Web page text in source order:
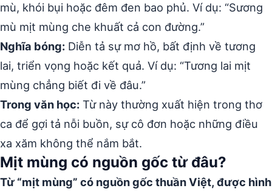
mù, khói bụi hoặc đêm đen bao phủ. Ví dụ: “Sương
mù mịt mùng che khuất cả con đường.”
Nghĩa bóng: Diễn tả sự mơ hồ, bất định về tương
lai, triển vọng hoặc kết quả. Ví dụ: “Tương lai mịt
mùng chẳng biết đi về đâu.”
Trong văn học: Từ này thường xuất hiện trong thơ
ca để gợi tả nỗi buồn, sự cô đơn hoặc những điều
xa xăm không thể nắm bắt.
Mịt mùng có nguồn gốc từ đâu?
Từ “mịt mùng” có nguồn gốc thuần Việt, được hình